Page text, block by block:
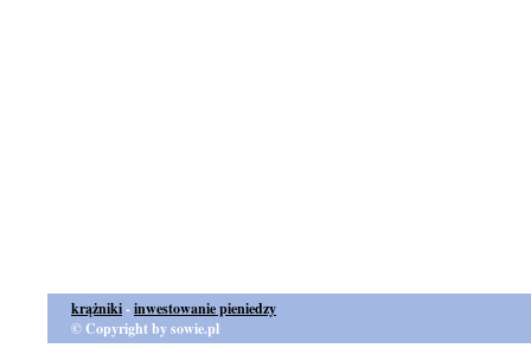
krążniki-inwestowanie pieniedzy
© Copyright by sowie.pl